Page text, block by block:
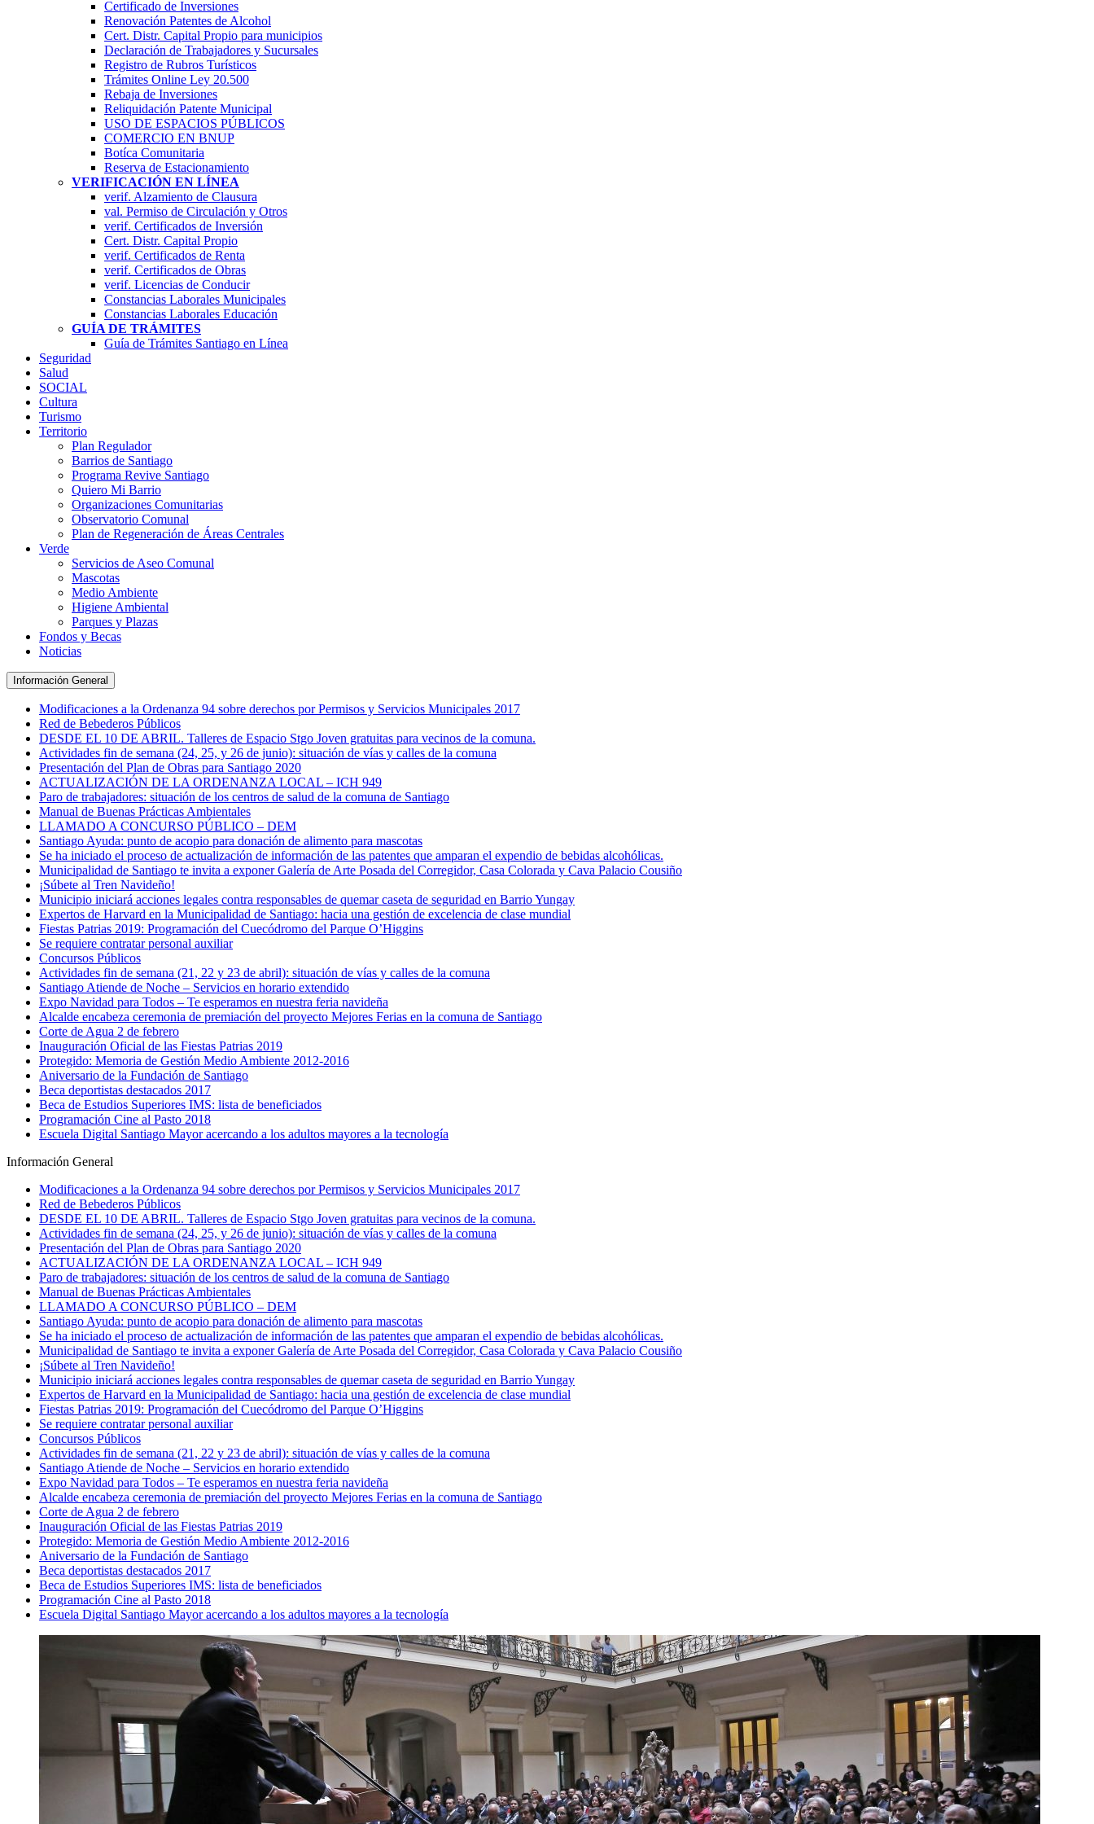
Certificado de Inversiones
Renovación Patentes de Alcohol
Cert. Distr. Capital Propio para municipios
Declaración de Trabajadores y Sucursales
Registro de Rubros Turí­sticos
Trámites Online Ley 20.500
Rebaja de Inversiones
Reliquidación Patente Municipal
USO DE ESPACIOS PÚBLICOS
COMERCIO EN BNUP
Botíca Comunitaria
Reserva de Estacionamiento
VERIFICACIÓN EN LÍNEA
verif. Alzamiento de Clausura
val. Permiso de Circulación y Otros
verif. Certificados de Inversión
Cert. Distr. Capital Propio
verif. Certificados de Renta
verif. Certificados de Obras
verif. Licencias de Conducir
Constancias Laborales Municipales
Constancias Laborales Educación
GUÍA DE TRÁMITES
Guía de Trámites Santiago en Línea
Seguridad
Salud
SOCIAL
Cultura
Turismo
Territorio
Plan Regulador
Barrios de Santiago
Programa Revive Santiago
Quiero Mi Barrio
Organizaciones Comunitarias
Observatorio Comunal
Plan de Regeneración de Áreas Centrales
Verde
Servicios de Aseo Comunal
Mascotas
Medio Ambiente
Higiene Ambiental
Parques y Plazas
Fondos y Becas
Noticias
Información General
Modificaciones a la Ordenanza 94 sobre derechos por Permisos y Servicios Municipales 2017
Red de Bebederos Públicos
DESDE EL 10 DE ABRIL. Talleres de Espacio Stgo Joven gratuitas para vecinos de la comuna.
Actividades fin de semana (24, 25, y 26 de junio): situación de vías y calles de la comuna
Presentación del Plan de Obras para Santiago 2020
ACTUALIZACIÓN DE LA ORDENANZA LOCAL – ICH 949
Paro de trabajadores: situación de los centros de salud de la comuna de Santiago
Manual de Buenas Prácticas Ambientales
LLAMADO A CONCURSO PÚBLICO – DEM
Santiago Ayuda: punto de acopio para donación de alimento para mascotas
Se ha iniciado el proceso de actualización de información de las patentes que amparan el expendio de bebidas alcohólicas.
Municipalidad de Santiago te invita a exponer Galería de Arte Posada del Corregidor, Casa Colorada y Cava Palacio Cousiño
¡Súbete al Tren Navideño!
Municipio iniciará acciones legales contra responsables de quemar caseta de seguridad en Barrio Yungay
Expertos de Harvard en la Municipalidad de Santiago: hacia una gestión de excelencia de clase mundial
Fiestas Patrias 2019: Programación del Cuecódromo del Parque O’Higgins
Se requiere contratar personal auxiliar
Concursos Públicos
Actividades fin de semana (21, 22 y 23 de abril): situación de vías y calles de la comuna
Santiago Atiende de Noche – Servicios en horario extendido
Expo Navidad para Todos – Te esperamos en nuestra feria navideña
Alcalde encabeza ceremonia de premiación del proyecto Mejores Ferias en la comuna de Santiago
Corte de Agua 2 de febrero
Inauguración Oficial de las Fiestas Patrias 2019
Protegido: Memoria de Gestión Medio Ambiente 2012-2016
Aniversario de la Fundación de Santiago
Beca deportistas destacados 2017
Beca de Estudios Superiores IMS: lista de beneficiados
Programación Cine al Pasto 2018
Escuela Digital Santiago Mayor acercando a los adultos mayores a la tecnología
Información General
Modificaciones a la Ordenanza 94 sobre derechos por Permisos y Servicios Municipales 2017
Red de Bebederos Públicos
DESDE EL 10 DE ABRIL. Talleres de Espacio Stgo Joven gratuitas para vecinos de la comuna.
Actividades fin de semana (24, 25, y 26 de junio): situación de vías y calles de la comuna
Presentación del Plan de Obras para Santiago 2020
ACTUALIZACIÓN DE LA ORDENANZA LOCAL – ICH 949
Paro de trabajadores: situación de los centros de salud de la comuna de Santiago
Manual de Buenas Prácticas Ambientales
LLAMADO A CONCURSO PÚBLICO – DEM
Santiago Ayuda: punto de acopio para donación de alimento para mascotas
Se ha iniciado el proceso de actualización de información de las patentes que amparan el expendio de bebidas alcohólicas.
Municipalidad de Santiago te invita a exponer Galería de Arte Posada del Corregidor, Casa Colorada y Cava Palacio Cousiño
¡Súbete al Tren Navideño!
Municipio iniciará acciones legales contra responsables de quemar caseta de seguridad en Barrio Yungay
Expertos de Harvard en la Municipalidad de Santiago: hacia una gestión de excelencia de clase mundial
Fiestas Patrias 2019: Programación del Cuecódromo del Parque O’Higgins
Se requiere contratar personal auxiliar
Concursos Públicos
Actividades fin de semana (21, 22 y 23 de abril): situación de vías y calles de la comuna
Santiago Atiende de Noche – Servicios en horario extendido
Expo Navidad para Todos – Te esperamos en nuestra feria navideña
Alcalde encabeza ceremonia de premiación del proyecto Mejores Ferias en la comuna de Santiago
Corte de Agua 2 de febrero
Inauguración Oficial de las Fiestas Patrias 2019
Protegido: Memoria de Gestión Medio Ambiente 2012-2016
Aniversario de la Fundación de Santiago
Beca deportistas destacados 2017
Beca de Estudios Superiores IMS: lista de beneficiados
Programación Cine al Pasto 2018
Escuela Digital Santiago Mayor acercando a los adultos mayores a la tecnología